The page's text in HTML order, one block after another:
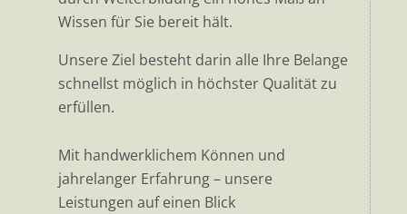
Wissen für Sie bereit hält.
Unsere Ziel besteht darin alle Ihre Belange
schnellst möglich in höchster Qualität zu
erfüllen.
Mit handwerklichem Können und
jahrelanger Erfahrung – unsere
Leistungen auf einen Blick